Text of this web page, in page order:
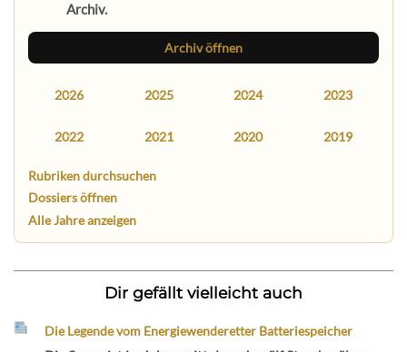
Archiv.
Archiv öffnen
2026 2025 2024 2023
2022 2021 2020 2019
Rubriken durchsuchen
Dossiers öffnen
Alle Jahre anzeigen
Dir gefällt vielleicht auch
Die Legende vom Energiewenderetter Batteriespeicher